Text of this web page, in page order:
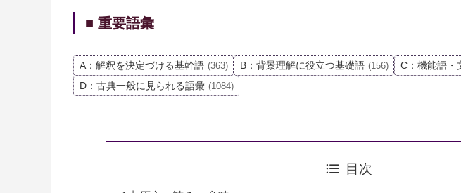
■ 重要語彙
A：解釈を決定づける基幹語 (363) B：背景理解に役立つ基礎語 (156) C：機能語・
D：古典一般に見られる語彙 (1084)
目次